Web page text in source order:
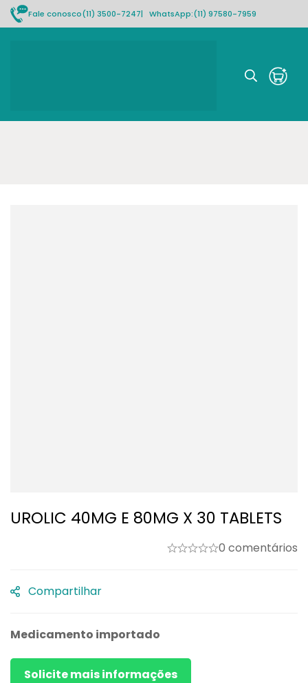
Fale conosco(11) 3500-7247| WhatsApp:(11) 97580-7959
UROLIC 40MG E 80MG X 30 TABLETS
0 comentários
Compartilhar
Medicamento importado
Solicite mais informações